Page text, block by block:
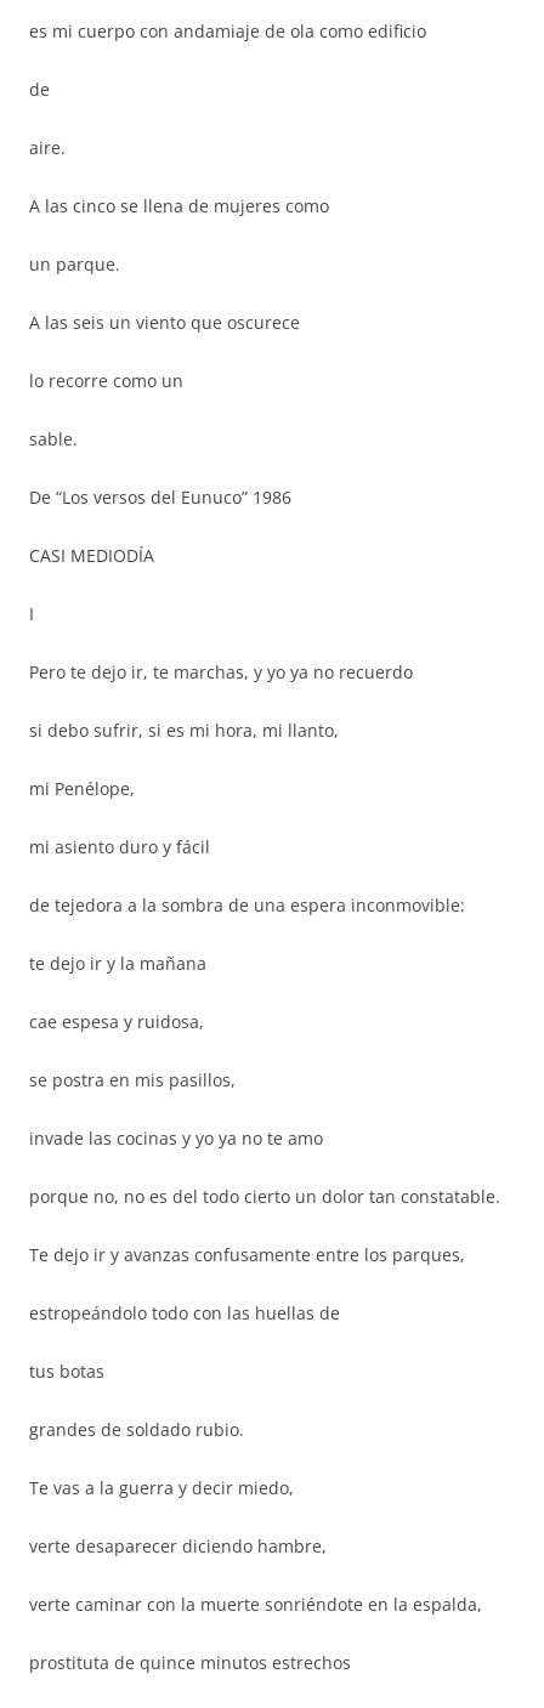
es mi cuerpo con andamiaje de ola como edificio
de
aire.
A las cinco se llena de mujeres como
un parque.
A las seis un viento que oscurece
lo recorre como un
sable.
De “Los versos del Eunuco” 1986
CASI MEDIODÍA
I
Pero te dejo ir, te marchas, y yo ya no recuerdo
si debo sufrir, si es mi hora, mi llanto,
mi Penélope,
mi asiento duro y fácil
de tejedora a la sombra de una espera inconmovible:
te dejo ir y la mañana
cae espesa y ruidosa,
se postra en mis pasillos,
invade las cocinas y yo ya no te amo
porque no, no es del todo cierto un dolor tan constatable.
Te dejo ir y avanzas confusamente entre los parques,
estropeándolo todo con las huellas de
tus botas
grandes de soldado rubio.
Te vas a la guerra y decir miedo,
verte desaparecer diciendo hambre,
verte caminar con la muerte sonriéndote en la espalda,
prostituta de quince minutos estrechos